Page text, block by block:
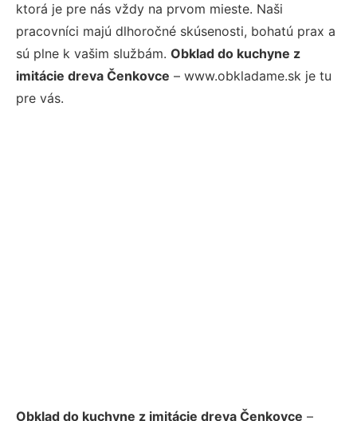
ktorá je pre nás vždy na prvom mieste. Naši
pracovníci majú dlhoročné skúsenosti, bohatú prax a
sú plne k vašim službám. Obklad do kuchyne z
imitácie dreva Čenkovce – www.obkladame.sk je tu
pre vás.
Obklad do kuchyne z imitácie dreva Čenkovce –